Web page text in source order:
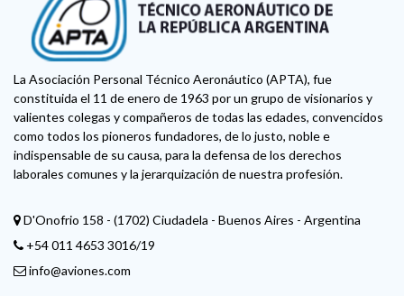
La Asociación Personal Técnico Aeronáutico (APTA), fue
constituida el 11 de enero de 1963 por un grupo de visionarios y
valientes colegas y compañeros de todas las edades, convencidos
como todos los pioneros fundadores, de lo justo, noble e
indispensable de su causa, para la defensa de los derechos
laborales comunes y la jerarquización de nuestra profesión.
D'Onofrio 158 - (1702) Ciudadela - Buenos Aires - Argentina
+54 011 4653 3016/19
info@aviones.com